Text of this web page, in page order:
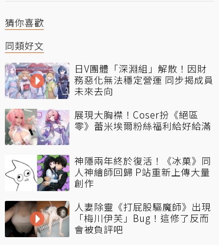
猜你喜歡
同類好文
日V團體「深淵組」解散！因財
務惡化無法穩定營運 同步揭成員
未來去向
展現大胸襟！Coser扮《絕區
零》蕾米埃爾粉絲福利給好給滿
神隱兩年終於復活！《冰菓》同
人神繪師回歸 P站重新上傳大量
創作
人妻除靈《打屁股驅魔師》出現
「梅川伊芙」Bug！這修了反而
會被負評吧